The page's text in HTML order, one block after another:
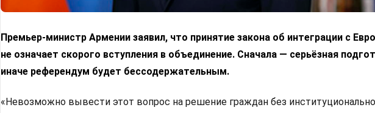
Премьер-министр Армении заявил, что принятие закона об интеграции с
не означает скорого вступления в объединение. Сначала — серьёзная
иначе референдум будет бессодержательным.
«Невозможно вывести этот вопрос на решение граждан без